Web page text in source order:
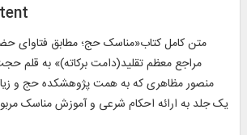
متن کامل کتاب«مناسک حج؛ مطابق فتاوای
مراجع معظم تقلید(دامت برکاته)» به قلم
منصور مظاهری که به همت پژوهشکده حج و
یک جلد به ارائه احکام شرعی و آموزش مناسک